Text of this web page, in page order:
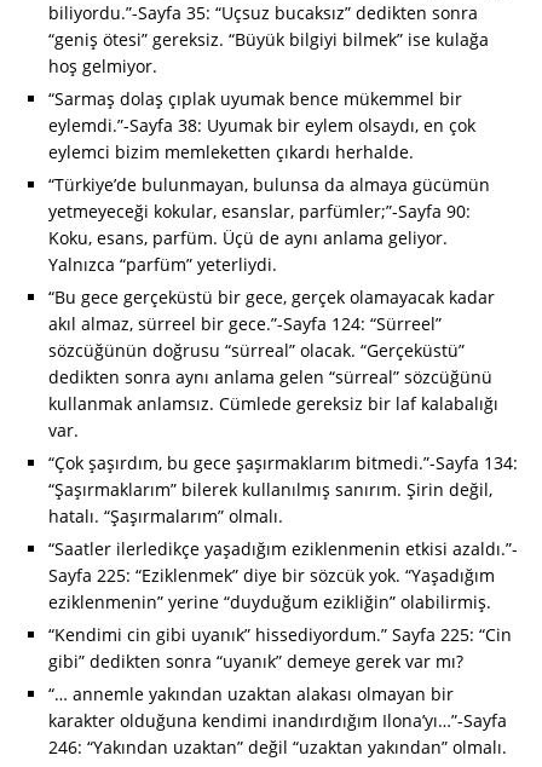
biliyordu.”-Sayfa 35: “Uçsuz bucaksız” dedikten sonra
“geniş ötesi” gereksiz. “Büyük bilgiyi bilmek” ise kulağa
hoş gelmiyor.
“Sarmaş dolaş çıplak uyumak bence mükemmel bir
eylemdi.”-Sayfa 38: Uyumak bir eylem olsaydı, en çok
eylemci bizim memleketten çıkardı herhalde.
“Türkiye’de bulunmayan, bulunsa da almaya gücümün
yetmeyeceği kokular, esanslar, parfümler;”-Sayfa 90:
Koku, esans, parfüm. Üçü de aynı anlama geliyor.
Yalnızca “parfüm” yeterliydi.
“Bu gece gerçeküstü bir gece, gerçek olamayacak kadar
akıl almaz, sürreel bir gece.”-Sayfa 124: “Sürreel”
sözcüğünün doğrusu “sürreal” olacak. “Gerçeküstü”
dedikten sonra aynı anlama gelen “sürreal” sözcüğünü
kullanmak anlamsız. Cümlede gereksiz bir laf kalabalığı
var.
“Çok şaşırdım, bu gece şaşırmaklarım bitmedi.”-Sayfa 134:
“Şaşırmaklarım” bilerek kullanılmış sanırım. Şirin değil,
hatalı. “Şaşırmalarım” olmalı.
“Saatler ilerledikçe yaşadığım eziklenmenin etkisi azaldı.”-
Sayfa 225: “Eziklenmek” diye bir sözcük yok. “Yaşadığım
eziklenmenin” yerine “duyduğum ezikliğin” olabilirmiş.
“Kendimi cin gibi uyanık” hissediyordum.” Sayfa 225: “Cin
gibi” dedikten sonra “uyanık” demeye gerek var mı?
“… annemle yakından uzaktan alakası olmayan bir
karakter olduğuna kendimi inandırdığım Ilona’yı…”-Sayfa
246: “Yakından uzaktan” değil “uzaktan yakından” olmalı.